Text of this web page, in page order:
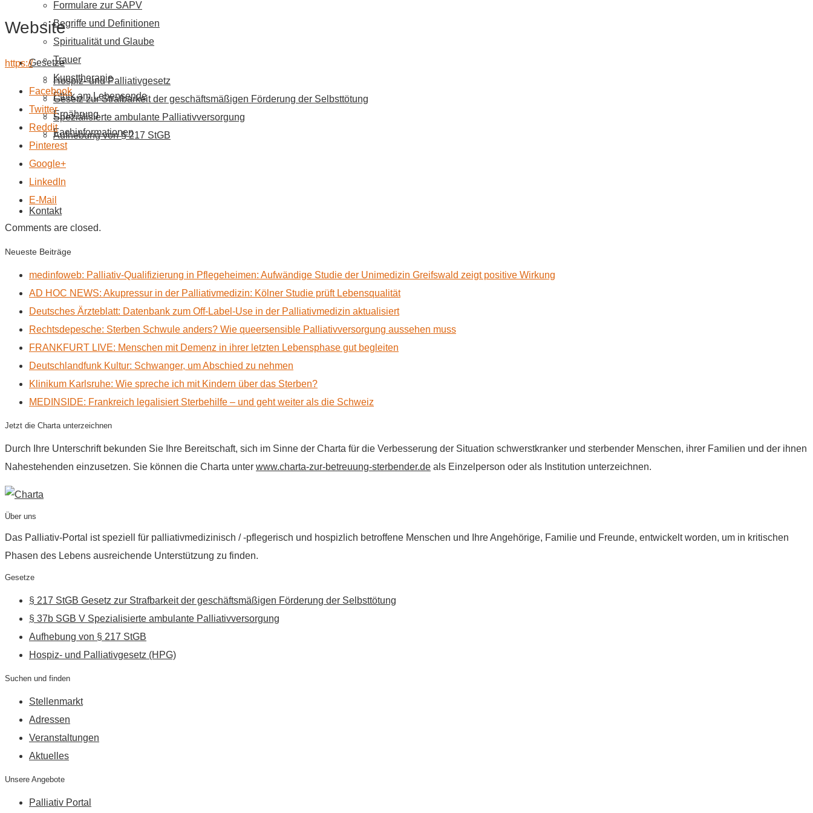
Formulare zur SAPV
Begriffe und Definitionen
Spiritualität und Glaube
Trauer
Kunsttherapie
Ethik am Lebensende
Ernährung
Fachinformationen
Gesetze
Hospiz- und Palliativgesetz
Gesetz zur Strafbarkeit der geschäftsmäßigen Förderung der Selbsttötung
Spezialisierte ambulante Palliativversorgung
Aufhebung von § 217 StGB
Kontakt
Website
https://
Facebook
Twitter
Reddit
Pinterest
Google+
LinkedIn
E-Mail
Comments are closed.
Neueste Beiträge
medinfoweb: Palliativ-Qualifizierung in Pflegeheimen: Aufwändige Studie der Unimedizin Greifswald zeigt positive Wirkung
AD HOC NEWS: Akupressur in der Palliativmedizin: Kölner Studie prüft Lebensqualität
Deutsches Ärzteblatt: Datenbank zum Off-Label-Use in der Palliativmedizin aktualisiert
Rechtsdepesche: Sterben Schwule anders? Wie queersensible Palliativversorgung aussehen muss
FRANKFURT LIVE: Menschen mit Demenz in ihrer letzten Lebensphase gut begleiten
Deutschlandfunk Kultur: Schwanger, um Abschied zu nehmen
Klinikum Karlsruhe: Wie spreche ich mit Kindern über das Sterben?
MEDINSIDE: Frankreich legalisiert Sterbehilfe – und geht weiter als die Schweiz
Jetzt die Charta unterzeichnen
Durch Ihre Unterschrift bekunden Sie Ihre Bereitschaft, sich im Sinne der Charta für die Verbesserung der Situation schwerstkranker und sterbender Menschen, ihrer Familien und der ihnen
Nahestehenden einzusetzen. Sie können die Charta unter www.charta-zur-betreuung-sterbender.de als Einzelperson oder als Institution unterzeichnen.
Über uns
Das Palliativ-Portal ist speziell für palliativmedizinisch / -pflegerisch und hospizlich betroffene Menschen und Ihre Angehörige, Familie und Freunde, entwickelt worden, um in kritischen
Phasen des Lebens ausreichende Unterstützung zu finden.
Gesetze
§ 217 StGB Gesetz zur Strafbarkeit der geschäftsmäßigen Förderung der Selbsttötung
§ 37b SGB V Spezialisierte ambulante Palliativversorgung
Aufhebung von § 217 StGB
Hospiz- und Palliativgesetz (HPG)
Suchen und finden
Stellenmarkt
Adressen
Veranstaltungen
Aktuelles
Unsere Angebote
Palliativ Portal